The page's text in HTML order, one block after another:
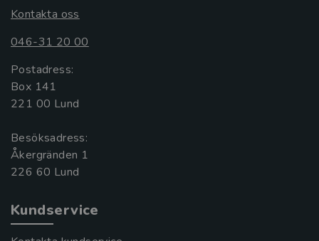
Kontakta oss
046-31 20 00
Postadress:
Box 141
221 00 Lund
Besöksadress:
Åkergränden 1
Kundservice